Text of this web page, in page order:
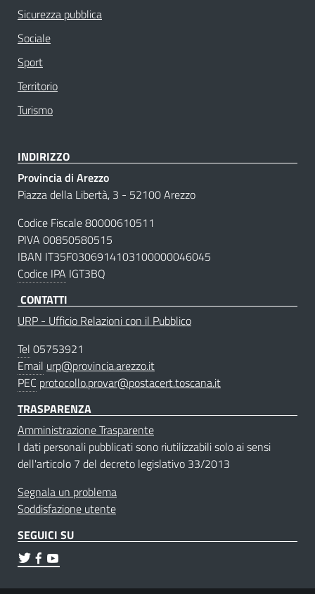
Sicurezza pubblica
Sociale
Sport
Territorio
Turismo
INDIRIZZO
Provincia di Arezzo
Piazza della Libertà, 3 - 52100 Arezzo
Codice Fiscale 80000610511
PIVA 00850580515
IBAN IT35F0306914103100000046045
Codice IPA IGT3BQ
CONTATTI
URP - Ufficio Relazioni con il Pubblico
Tel 05753921
Email urp@provincia.arezzo.it
PEC protocollo.provar@postacert.toscana.it
TRASPARENZA
Amministrazione Trasparente
I dati personali pubblicati sono riutilizzabili solo ai sensi
dell'articolo 7 del decreto legislativo 33/2013
Segnala un problema
Soddisfazione utente
SEGUICI SU